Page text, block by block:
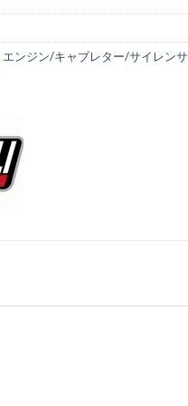
エンジン/キャブレター/サイレンサ